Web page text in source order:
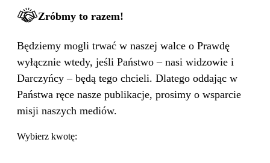
Zróbmy to razem!
Będziemy mogli trwać w naszej walce o Prawdę
wyłącznie wtedy, jeśli Państwo – nasi widzowie i
Darczyńcy – będą tego chcieli. Dlatego oddając w
Państwa ręce nasze publikacje, prosimy o wsparcie
misji naszych mediów.
Wybierz kwotę: